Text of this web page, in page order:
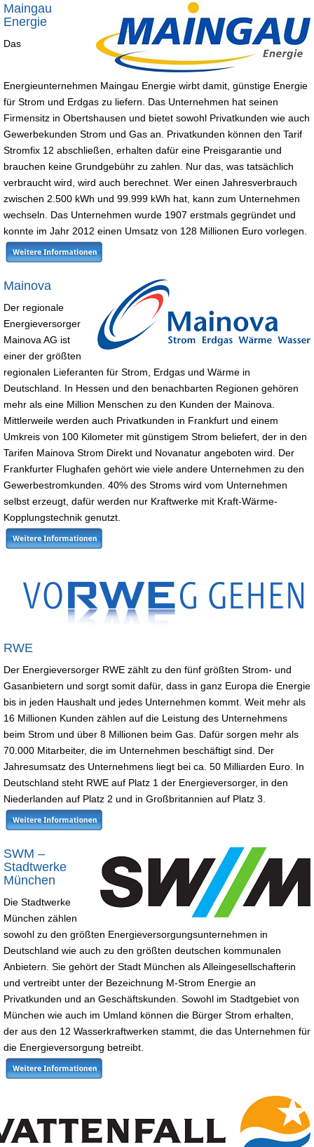
Maingau
Energie
Das
Energieunternehmen Maingau Energie wirbt damit, günstige Energie
für Strom und Erdgas zu liefern. Das Unternehmen hat seinen
Firmensitz in Obertshausen und bietet sowohl Privatkunden wie auch
Gewerbekunden Strom und Gas an. Privatkunden können den Tarif
Stromfix 12 abschließen, erhalten dafür eine Preisgarantie und
brauchen keine Grundgebühr zu zahlen. Nur das, was tatsächlich
verbraucht wird, wird auch berechnet. Wer einen Jahresverbrauch
zwischen 2.500 kWh und 99.999 kWh hat, kann zum Unternehmen
wechseln. Das Unternehmen wurde 1907 erstmals gegründet und
konnte im Jahr 2012 einen Umsatz von 128 Millionen Euro vorlegen.
Mainova
Der regionale
Energieversorger
Mainova AG ist
einer der größten
regionalen Lieferanten für Strom, Erdgas und Wärme in
Deutschland. In Hessen und den benachbarten Regionen gehören
mehr als eine Million Menschen zu den Kunden der Mainova.
Mittlerweile werden auch Privatkunden in Frankfurt und einem
Umkreis von 100 Kilometer mit günstigem Strom beliefert, der in den
Tarifen Mainova Strom Direkt und Novanatur angeboten wird. Der
Frankfurter Flughafen gehört wie viele andere Unternehmen zu den
Gewerbestromkunden. 40% des Stroms wird vom Unternehmen
selbst erzeugt, dafür werden nur Kraftwerke mit Kraft-Wärme-
Kopplungstechnik genutzt.
RWE
Der Energieversorger RWE zählt zu den fünf größten Strom- und
Gasanbietern und sorgt somit dafür, dass in ganz Europa die Energie
bis in jeden Haushalt und jedes Unternehmen kommt. Weit mehr als
16 Millionen Kunden zählen auf die Leistung des Unternehmens
beim Strom und über 8 Millionen beim Gas. Dafür sorgen mehr als
70.000 Mitarbeiter, die im Unternehmen beschäftigt sind. Der
Jahresumsatz des Unternehmens liegt bei ca. 50 Milliarden Euro. In
Deutschland steht RWE auf Platz 1 der Energieversorger, in den
Niederlanden auf Platz 2 und in Großbritannien auf Platz 3.
SWM –
Stadtwerke
München
Die Stadtwerke
München zählen
sowohl zu den größten Energieversorgungsunternehmen in
Deutschland wie auch zu den größten deutschen kommunalen
Anbietern. Sie gehört der Stadt München als Alleingesellschafterin
und vertreibt unter der Bezeichnung M-Strom Energie an
Privatkunden und an Geschäftskunden. Sowohl im Stadtgebiet von
München wie auch im Umland können die Bürger Strom erhalten,
der aus den 12 Wasserkraftwerken stammt, die das Unternehmen für
die Energieversorgung betreibt.